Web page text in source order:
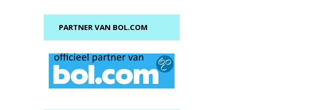
PARTNER VAN BOL.COM